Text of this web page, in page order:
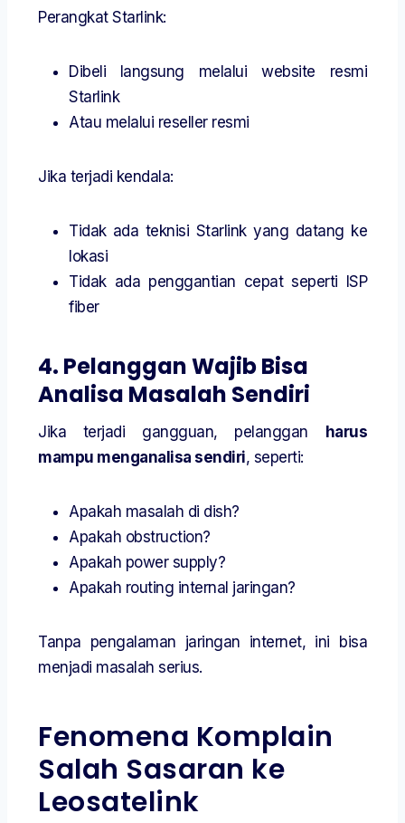
Perangkat Starlink:
Dibeli langsung melalui website resmi
Starlink
Atau melalui reseller resmi
Jika terjadi kendala:
Tidak ada teknisi Starlink yang datang ke
lokasi
Tidak ada penggantian cepat seperti ISP
fiber
4. Pelanggan Wajib Bisa
Analisa Masalah Sendiri
Jika terjadi gangguan, pelanggan
harus
mampu menganalisa sendiri, seperti:
Apakah masalah di dish?
Apakah obstruction?
Apakah power supply?
Apakah routing internal jaringan?
Tanpa pengalaman jaringan internet, ini bisa
menjadi masalah serius.
Fenomena Komplain
Salah Sasaran ke
Leosatelink